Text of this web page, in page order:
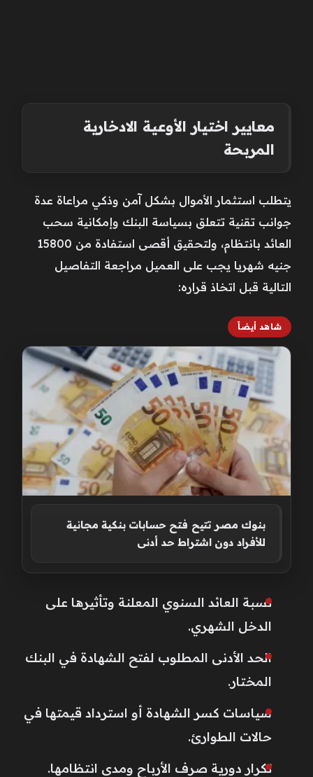
معايير اختيار الأوعية الادخارية
المربحة
يتطلب استثمار الأموال بشكل آمن وذكي مراعاة عدة
جوانب تقنية تتعلق بسياسة البنك وإمكانية سحب
العائد بانتظام، ولتحقيق أقصى استفادة من 15800
جنيه شهريا يجب على العميل مراجعة التفاصيل
التالية قبل اتخاذ قراره:
شاهد أيضاً
بنوك مصر تتيح فتح حسابات بنكية مجانية
للأفراد دون اشتراط حد أدنى
نسبة العائد السنوي المعلنة وتأثيرها على
الدخل الشهري.
الحد الأدنى المطلوب لفتح الشهادة في البنك
المختار.
سياسات كسر الشهادة أو استرداد قيمتها في
حالات الطوارئ.
تكرار دورية صرف الأرباح ومدى انتظامها.